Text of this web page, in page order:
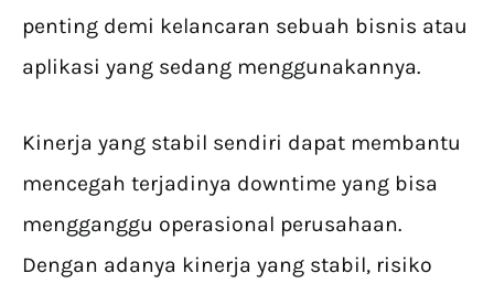
penting demi kelancaran sebuah bisnis atau
aplikasi yang sedang menggunakannya.
Kinerja yang stabil sendiri dapat membantu
mencegah terjadinya downtime yang bisa
mengganggu operasional perusahaan.
Dengan adanya kinerja yang stabil, risiko